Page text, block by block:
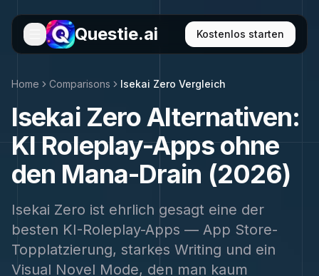
Questie.ai Kostenlos starten
Home Comparisons Isekai Zero Vergleich
Isekai Zero Alternativen:
KI Roleplay-Apps ohne
den Mana-Drain (2026)
Isekai Zero ist ehrlich gesagt eine der
besten KI-Roleplay-Apps — App Store-
Topplatzierung, starkes Writing und ein
Visual Novel Mode, den man kaum